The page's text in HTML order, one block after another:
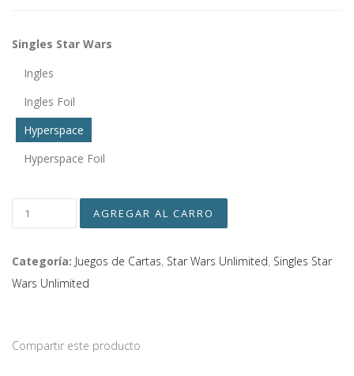
Singles Star Wars
Ingles
Ingles Foil
Hyperspace
Hyperspace Foil
Categoría: Juegos de Cartas, Star Wars Unlimited, Singles Star
Wars Unlimited
Compartir este producto